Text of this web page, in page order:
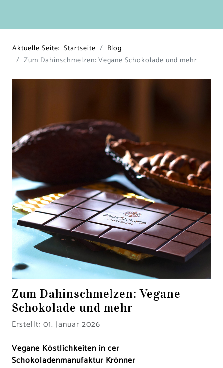
Aktuelle Seite: Startseite
Blog
Zum Dahinschmelzen: Vegane Schokolade und mehr
Zum Dahinschmelzen: Vegane
Schokolade und mehr
Details
Erstellt: 01. Januar 2026
Vegane Köstlichkeiten in der
Schokoladenmanufaktur Krönner